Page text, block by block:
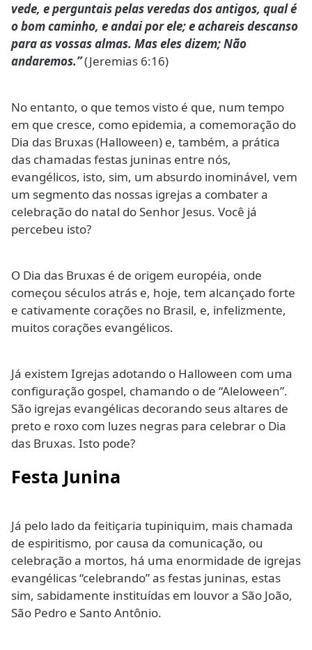
vede, e perguntais pelas veredas dos antigos, qual é
o bom caminho, e andai por ele; e achareis descanso
para as vossas almas. Mas eles dizem; Não
andaremos.”(Jeremias 6:16)
No entanto, o que temos visto é que, num tempo
em que cresce, como epidemia, a comemoração do
Dia das Bruxas (Halloween) e, também, a prática
das chamadas festas juninas entre nós,
evangélicos, isto, sim, um absurdo inominável, vem
um segmento das nossas igrejas a combater a
celebração do natal do Senhor Jesus. Você já
percebeu isto?
O Dia das Bruxas é de origem européia, onde
começou séculos atrás e, hoje, tem alcançado forte
e cativamente corações no Brasil, e, infelizmente,
muitos corações evangélicos.
Já existem Igrejas adotando o Halloween com uma
configuração gospel, chamando o de “Aleloween”.
São igrejas evangélicas decorando seus altares de
preto e roxo com luzes negras para celebrar o Dia
das Bruxas. Isto pode?
Festa Junina
Já pelo lado da feitiçaria tupiniquim, mais chamada
de espiritismo, por causa da comunicação, ou
celebração a mortos, há uma enormidade de igrejas
evangélicas “celebrando” as festas juninas, estas
sim, sabidamente instituídas em louvor a São João,
São Pedro e Santo Antônio.